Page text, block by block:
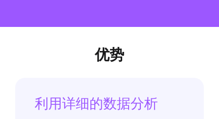
优势
利用详细的数据分析